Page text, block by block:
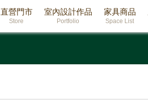
直營門市
Store
室內設計作品
Portfolio
家具商品
Space List